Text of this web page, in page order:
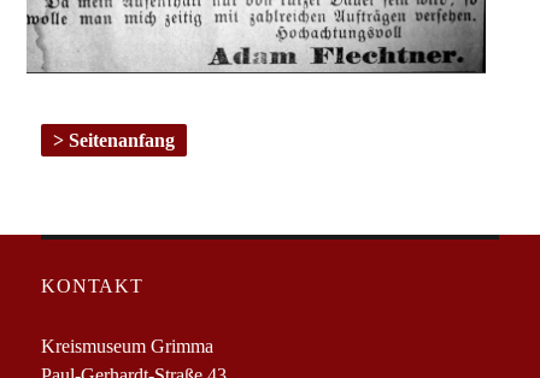
Seitenanfang
KONTAKT
Kreismuseum Grimma